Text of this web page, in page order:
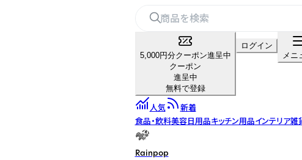
5,000円分クーポン進呈中
クーポン
進呈中
無料で登録
ログイン
メニ
人気
新着
食品・飲料美容日用品キッチン用品インテリア雑
Rainpop